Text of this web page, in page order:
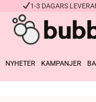
1-3 DAGARS
NYHETER KAMPANJER